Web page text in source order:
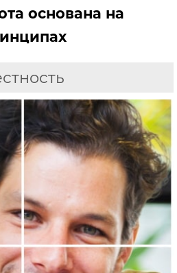
основана на